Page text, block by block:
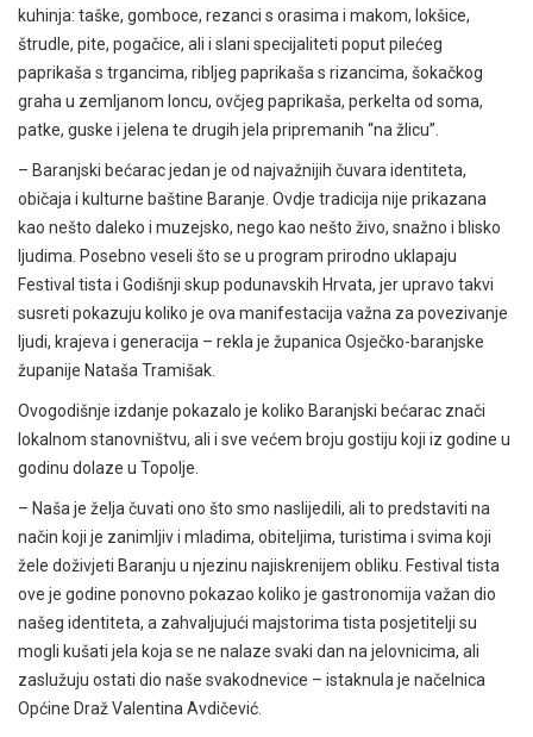
kuhinja: taške, gomboce, rezanci s orasima i makom, lokšice,
štrudle, pite, pogačice, ali i slani specijaliteti poput pilećeg
paprikaša s trgancima, ribljeg paprikaša s rizancima, šokačkog
graha u zemljanom loncu, ovčjeg paprikaša, perkelta od soma,
patke, guske i jelena te drugih jela pripremanih “na žlicu”.
– Baranjski bećarac jedan je od najvažnijih čuvara identiteta,
običaja i kulturne baštine Baranje. Ovdje tradicija nije prikazana
kao nešto daleko i muzejsko, nego kao nešto živo, snažno i blisko
ljudima. Posebno veseli što se u program prirodno uklapaju
Festival tista i Godišnji skup podunavskih Hrvata, jer upravo takvi
susreti pokazuju koliko je ova manifestacija važna za povezivanje
ljudi, krajeva i generacija – rekla je županica Osječko-baranjske
županije Nataša Tramišak.
Ovogodišnje izdanje pokazalo je koliko Baranjski bećarac znači
lokalnom stanovništvu, ali i sve većem broju gostiju koji iz godine u
godinu dolaze u Topolje.
– Naša je želja čuvati ono što smo naslijedili, ali to predstaviti na
način koji je zanimljiv i mladima, obiteljima, turistima i svima koji
žele doživjeti Baranju u njezinu najiskrenijem obliku. Festival tista
ove je godine ponovno pokazao koliko je gastronomija važan dio
našeg identiteta, a zahvaljujući majstorima tista posjetitelji su
mogli kušati jela koja se ne nalaze svaki dan na jelovnicima, ali
zaslužuju ostati dio naše svakodnevice – istaknula je načelnica
Općine Draž Valentina Avdičević.